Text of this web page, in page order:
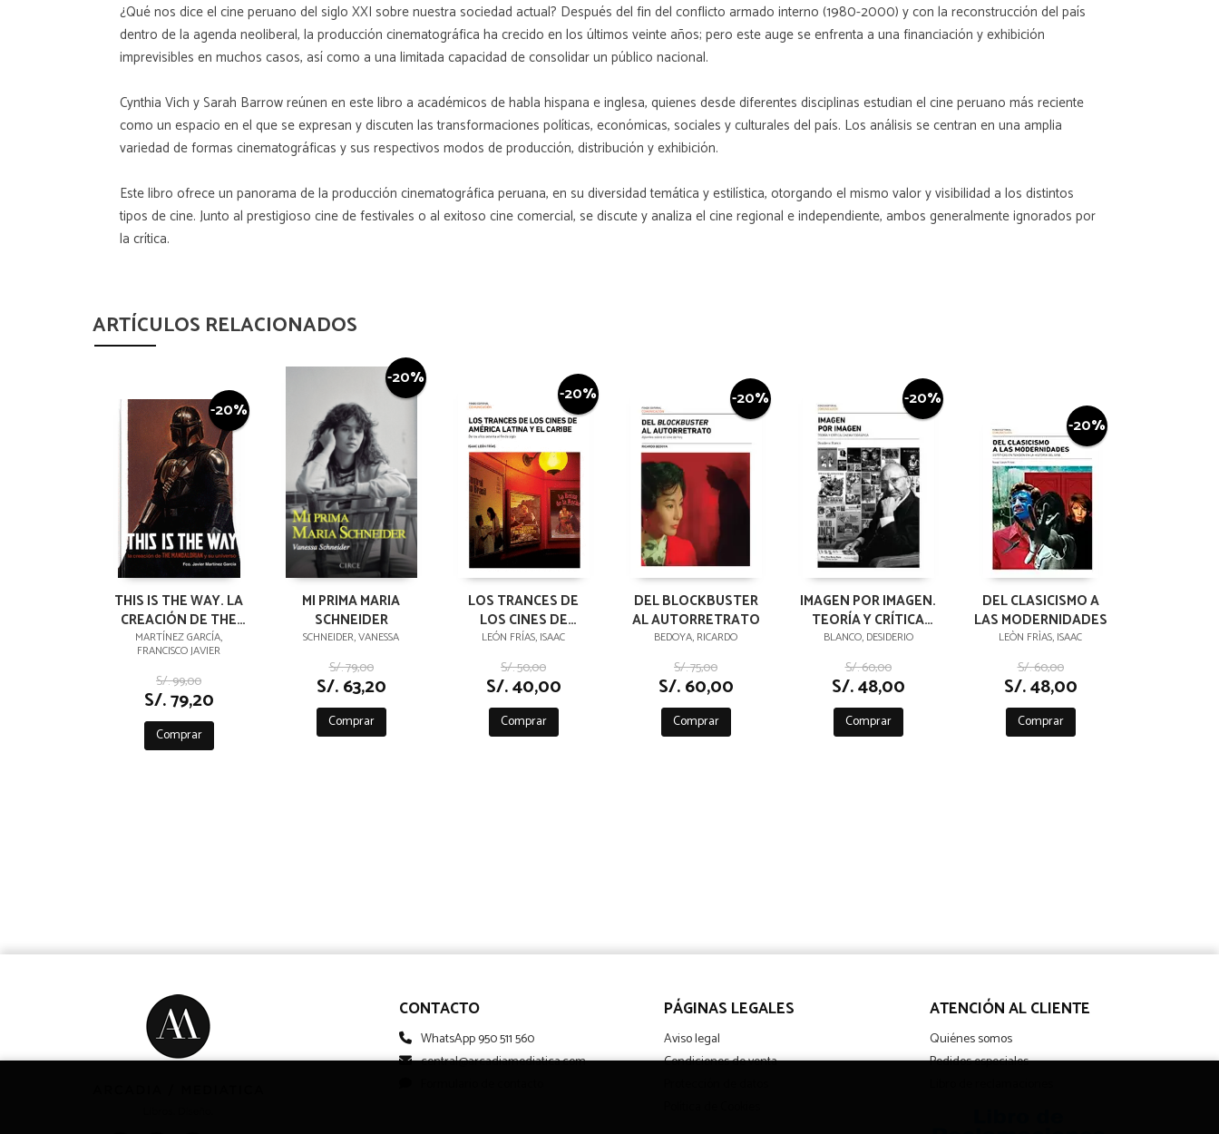
¿Qué nos dice el cine peruano del siglo XXI sobre nuestra sociedad actual? Después del fin del conflicto armado interno (1980-2000) y con la reconstrucción del país
dentro de la agenda neoliberal, la producción cinematográfica ha crecido en los últimos veinte años; pero este auge se enfrenta a una financiación y exhibición
imprevisibles en muchos casos, así como a una limitada capacidad de consolidar un público nacional.
Cynthia Vich y Sarah Barrow reúnen en este libro a académicos de habla hispana e inglesa, quienes desde diferentes disciplinas estudian el cine peruano más reciente
como un espacio en el que se expresan y discuten las transformaciones políticas, económicas, sociales y culturales del país. Los análisis se centran en una amplia
variedad de formas cinematográficas y sus respectivos modos de producción, distribución y exhibición.
Este libro ofrece un panorama de la producción cinematográfica peruana, en su diversidad temática y estilística, otorgando el mismo valor y visibilidad a los distintos
tipos de cine. Junto al prestigioso cine de festivales o al exitoso cine comercial, se discute y analiza el cine regional e independiente, ambos generalmente ignorados por
la crítica.
ARTÍCULOS RELACIONADOS
-20%
THIS IS THE WAY. LA
CREACIÓN DE THE
MANDALORIAN Y SU
UNIVERSO
MARTÍNEZ GARCÍA,
FRANCISCO JAVIER
S/. 99,00
S/. 79,20
Comprar
-20%
MI PRIMA MARIA
SCHNEIDER
SCHNEIDER, VANESSA
S/. 79,00
S/. 63,20
Comprar
-20%
LOS TRANCES DE
LOS CINES DE
ÁMERICA LATINA Y EL
CARIBE
LEÓN FRÍAS, ISAAC
S/. 50,00
S/. 40,00
Comprar
-20%
DEL BLOCKBUSTER
AL AUTORRETRATO
BEDOYA, RICARDO
S/. 75,00
S/. 60,00
Comprar
-20%
IMAGEN POR IMAGEN.
TEORÍA Y CRÍTICA
CINEMATOGRÁFICA
BLANCO, DESIDERIO
S/. 60,00
S/. 48,00
Comprar
-20%
DEL CLASICISMO A
LAS MODERNIDADES
LEÒN FRÌAS, ISAAC
S/. 60,00
S/. 48,00
Comprar
CONTACTO
WhatsApp 950 511 560
central@arcadiamediatica.com
PÁGINAS LEGALES
Aviso legal
Condiciones de venta
ATENCIÓN AL CLIENTE
Quiénes somos
Pedidos especiales